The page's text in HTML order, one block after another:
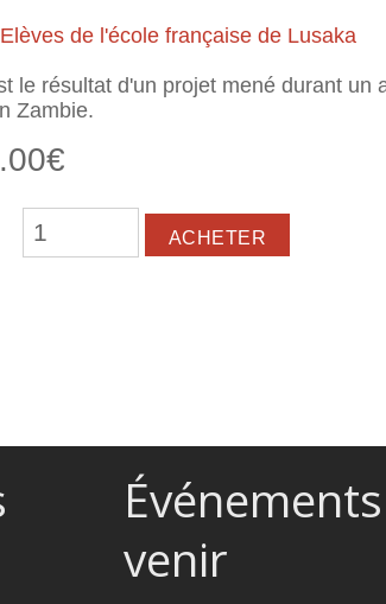
Elèves de l'école française de Lusaka
le résultat d'un projet mené durant
Zambie.
venir